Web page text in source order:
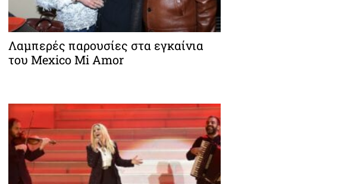
Λαμπερές παρουσίες στα εγκαίνια
του Mexico Mi Amor